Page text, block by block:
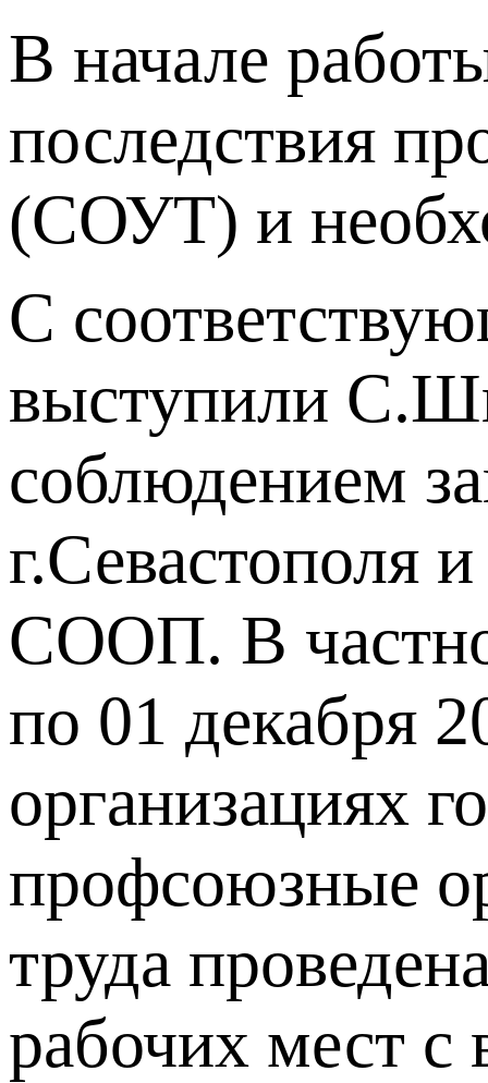
В начале
последствия
(СОУТ) и
С
выступили
соблюдением
г.Севастополя
СООП. В
по 01 декабря
организациях
профсоюзные
труда
рабочих мест